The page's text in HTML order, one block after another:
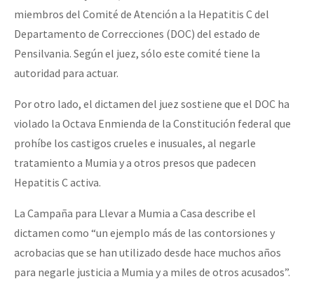
miembros del Comité de Atención a la Hepatitis C del
Departamento de Correcciones (DOC) del estado de
Pensilvania. Según el juez, sólo este comité tiene la
autoridad para actuar.
Por otro lado, el dictamen del juez sostiene que el DOC ha
violado la Octava Enmienda de la Constitución federal que
prohíbe los castigos crueles e inusuales, al negarle
tratamiento a Mumia y a otros presos que padecen
Hepatitis C activa.
La Campaña para Llevar a Mumia a Casa describe el
dictamen como “un ejemplo más de las contorsiones y
acrobacias que se han utilizado desde hace muchos años
para negarle justicia a Mumia y a miles de otros acusados”.